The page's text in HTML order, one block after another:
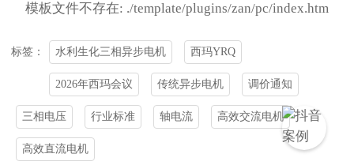
模板文件不存在: ./template/plugins/zan/pc/index.htm
标签： 水利生化三相异步电机 西玛YRQ
2026年西玛会议 传统异步电机 调价通知
三相电压 行业标准 轴电流 高效交流电机
高效直流电机